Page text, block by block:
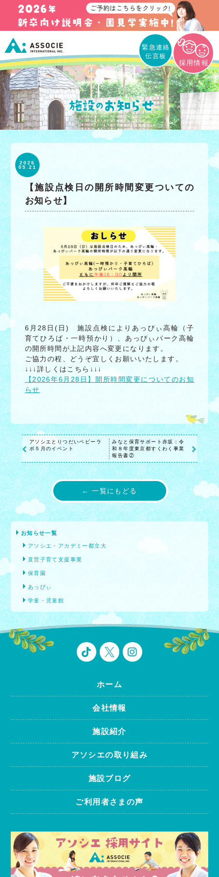
採用情報
緊急連絡
伝言板
2026
05.21
【施設点検日の開所時間変更ついての
お知らせ】
6月28日(日) 施設点検によりあっぴぃ高輪（子
育てひろば・一時預かり）、あっぴぃパーク高輪
の開所時間が上記内容へ変更になります。
ご協力の程、どうぞ宜しくお願いいたします。
↓↓↓詳しくはこちら↓↓↓
【2026年6月28日】開所時間変更についてのお知
らせ
アソシエとりつだいベビーラ
ボ５月のイベント
みなと保育サポート赤坂：令
和８年度東京都すくわく事業
報告書②
← 一覧にもどる
お知らせ一覧
アソシエ・アカデミー都立大
直営子育て支援事業
保育園
あっぴぃ
学童・児童館
ホーム
会社情報
施設紹介
アソシエの取り組み
施設ブログ
ご利用者さまの声